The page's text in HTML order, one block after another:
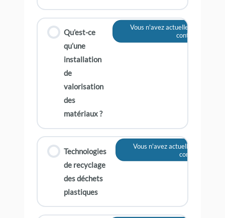
Qu’est-ce
qu’une
installation
de
valorisation
des
matériaux ?
Vous n'avez actuellement pas
contenu
Technologies
de recyclage
des déchets
plastiques
Vous n'avez actuellement pas
contenu